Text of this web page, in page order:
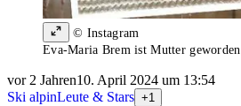
© Instagram
Eva-Maria Brem ist Mutter geworden
vor 2 Jahren10. April 2024 um 13:54
Ski alpinLeute & Stars +1